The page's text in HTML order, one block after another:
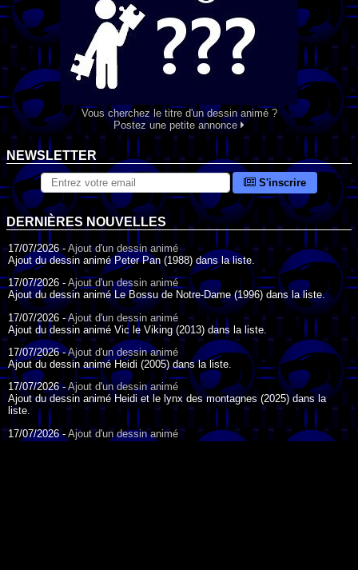
Vous cherchez le titre d'un dessin animé ?
Postez une petite annonce
NEWSLETTER
S'inscrire
DERNIÈRES NOUVELLES
17/07/2026 -Ajout d'un dessin animé
Ajout du dessin animé Peter Pan (1988) dans la liste.
17/07/2026 - Ajout d'un dessin animé
Ajout du dessin animé Le Bossu de Notre-Dame (1996) dans la liste.
17/07/2026 -Ajout d'un dessin animé
Ajout du dessin animé Vic le Viking (2013) dans la liste.
17/07/2026 -Ajout d'un dessin animé
Ajout du dessin animé Heidi (2005) dans la liste.
17/07/2026 -Ajout d'un dessin animé
Ajout du dessin animé Heidi et le lynx des montagnes (2025) dans la
liste.
17/07/2026 - Ajout d'un dessin animé